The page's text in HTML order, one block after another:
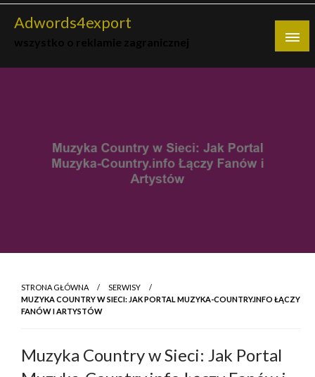
Skip
Adwords4export
STRONA GŁÓWNA
SERWISY
MUZYKA COUNTRY W SIECI: JAK PORTAL MUZYKA-COUNTRY.INFO ŁĄCZY
FANÓW I ARTYSTÓW
Muzyka Country w Sieci: Jak Portal